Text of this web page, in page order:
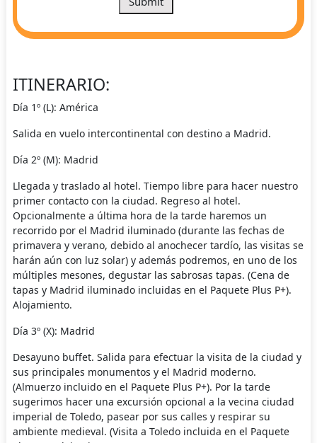
ITINERARIO:
Día 1º (L): América
Salida en vuelo intercontinental con destino a Madrid.
Día 2º (M): Madrid
Llegada y traslado al hotel. Tiempo libre para hacer nuestro
primer contacto con la ciudad. Regreso al hotel.
Opcionalmente a última hora de la tarde haremos un
recorrido por el Madrid iluminado (durante las fechas de
primavera y verano, debido al anochecer tardío, las visitas se
harán aún con luz solar) y además podremos, en uno de los
múltiples mesones, degustar las sabrosas tapas. (Cena de
tapas y Madrid iluminado incluidas en el Paquete Plus P+).
Alojamiento.
Día 3º (X): Madrid
Desayuno buffet. Salida para efectuar la visita de la ciudad y
sus principales monumentos y el Madrid moderno.
(Almuerzo incluido en el Paquete Plus P+). Por la tarde
sugerimos hacer una excursión opcional a la vecina ciudad
imperial de Toledo, pasear por sus calles y respirar su
ambiente medieval. (Visita a Toledo incluida en el Paquete